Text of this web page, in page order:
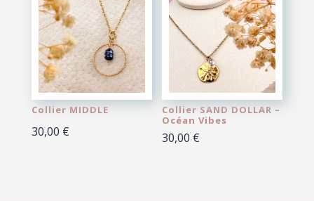
Collier MIDDLE
30,00 €
Collier SAND DOLLAR –
Océan Vibes
30,00 €